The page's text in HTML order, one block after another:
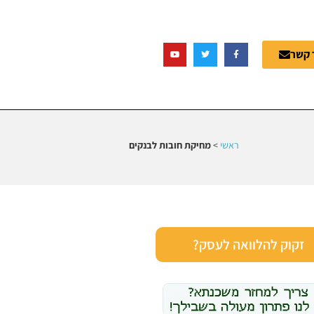
קשר
ראשי >מחיקת חובות לבנקים
זקוק להלוואה לעסק?